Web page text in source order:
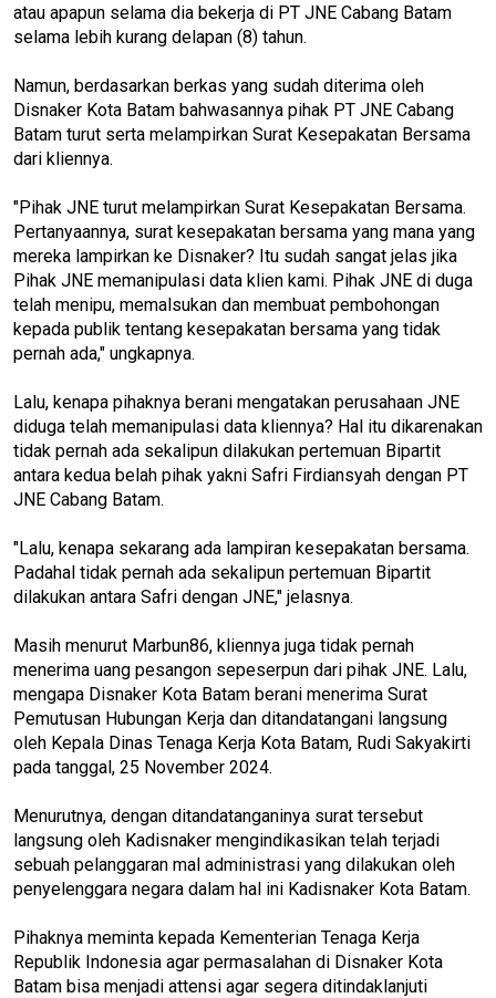
atau apapun selama dia bekerja di PT JNE Cabang Batam
selama lebih kurang delapan (8) tahun.
Namun, berdasarkan berkas yang sudah diterima oleh
Disnaker Kota Batam bahwasannya pihak PT JNE Cabang
Batam turut serta melampirkan Surat Kesepakatan Bersama
dari kliennya.
"Pihak JNE turut melampirkan Surat Kesepakatan Bersama.
Pertanyaannya, surat kesepakatan bersama yang mana yang
mereka lampirkan ke Disnaker? Itu sudah sangat jelas jika
Pihak JNE memanipulasi data klien kami. Pihak JNE di duga
telah menipu, memalsukan dan membuat pembohongan
kepada publik tentang kesepakatan bersama yang tidak
pernah ada," ungkapnya.
Lalu, kenapa pihaknya berani mengatakan perusahaan JNE
diduga telah memanipulasi data kliennya? Hal itu dikarenakan
tidak pernah ada sekalipun dilakukan pertemuan Bipartit
antara kedua belah pihak yakni Safri Firdiansyah dengan PT
JNE Cabang Batam.
"Lalu, kenapa sekarang ada lampiran kesepakatan bersama.
Padahal tidak pernah ada sekalipun pertemuan Bipartit
dilakukan antara Safri dengan JNE," jelasnya.
Masih menurut Marbun86, kliennya juga tidak pernah
menerima uang pesangon sepeserpun dari pihak JNE. Lalu,
mengapa Disnaker Kota Batam berani menerima Surat
Pemutusan Hubungan Kerja dan ditandatangani langsung
oleh Kepala Dinas Tenaga Kerja Kota Batam, Rudi Sakyakirti
pada tanggal, 25 November 2024.
Menurutnya, dengan ditandatanganinya surat tersebut
langsung oleh Kadisnaker mengindikasikan telah terjadi
sebuah pelanggaran mal administrasi yang dilakukan oleh
penyelenggara negara dalam hal ini Kadisnaker Kota Batam.
Pihaknya meminta kepada Kementerian Tenaga Kerja
Republik Indonesia agar permasalahan di Disnaker Kota
Batam bisa menjadi attensi agar segera ditindaklanjuti